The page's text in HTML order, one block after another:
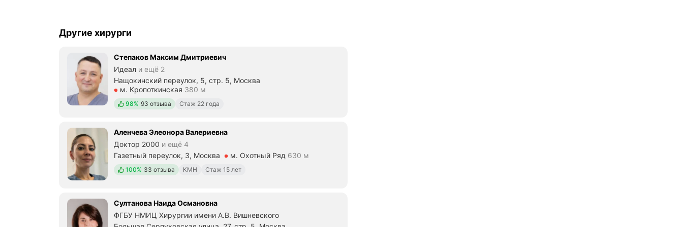
Другие хирурги
Степаков Максим Дмитриевич
Идеал и ещё 2
Нащокинский переулок, 5, стр. 5, Москва
Метро м. Кропоткинская Расстояние 380 м
м. Кропоткинская 380 м
Положительных отзывов
98% 93 отзыва Стаж 22 года
Аленчева Элеонора Валериевна
Доктор 2000 и ещё 4
Газетный переулок, 3, Москва
Метро м. Охотный Ряд Расстояние 630 м
м. Охотный Ряд 630 м
Положительных отзывов
100% 33 отзыва КМН Стаж 15 лет
Султанова Наида Османовна
ФГБУ НМИЦ Хирургии имени А.В. Вишневского